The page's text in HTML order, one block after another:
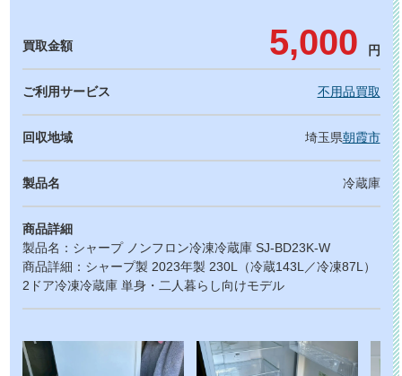
買取金額 5,000 円
ご利用サービス 不用品買取
回収地域 埼玉県朝霞市
製品名 冷蔵庫
商品詳細
製品名：シャープ ノンフロン冷凍冷蔵庫 SJ-BD23K-W
商品詳細：シャープ製 2023年製 230L（冷蔵143L／冷凍87L）
2ドア冷凍冷蔵庫 単身・二人暮らし向けモデル